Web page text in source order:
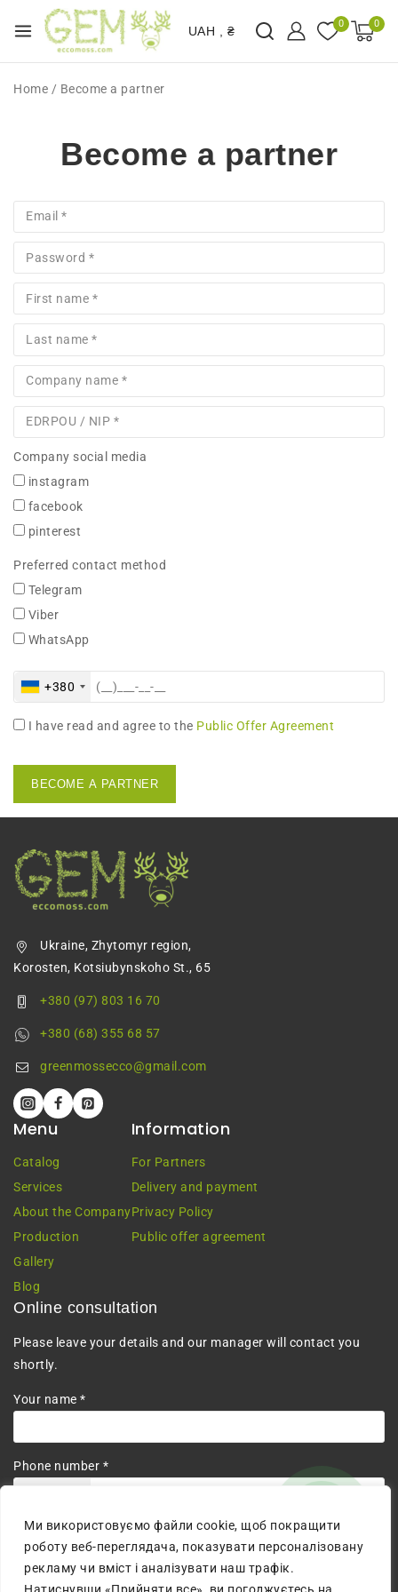
Ми використовуємо файли cookie, щоб покращити
роботу веб-переглядача, показувати персоналізовану
рекламу чи вміст і аналізувати наш трафік.
UAH , ₴
0 0
Home / Become a partner
Become a partner
Company social media
instagram
facebook
pinterest
Preferred contact method
Telegram
Viber
WhatsApp
+380
I have read and agree to the Public Offer Agreement
Ukraine, Zhytomyr region,
Korosten, Kotsiubynskoho St., 65
+380 (97) 803 16 70
+380 (68) 355 68 57
greenmossecco@gmail.com
Menu
Catalog
Services
About the Company
Production
Gallery
Blog
Information
For Partners
Delivery and payment
Privacy Policy
Public offer agreement
Online consultation
Please leave your details and our manager will contact you
shortly.
Your name *
Phone number *
I agree to the processing of personal data.